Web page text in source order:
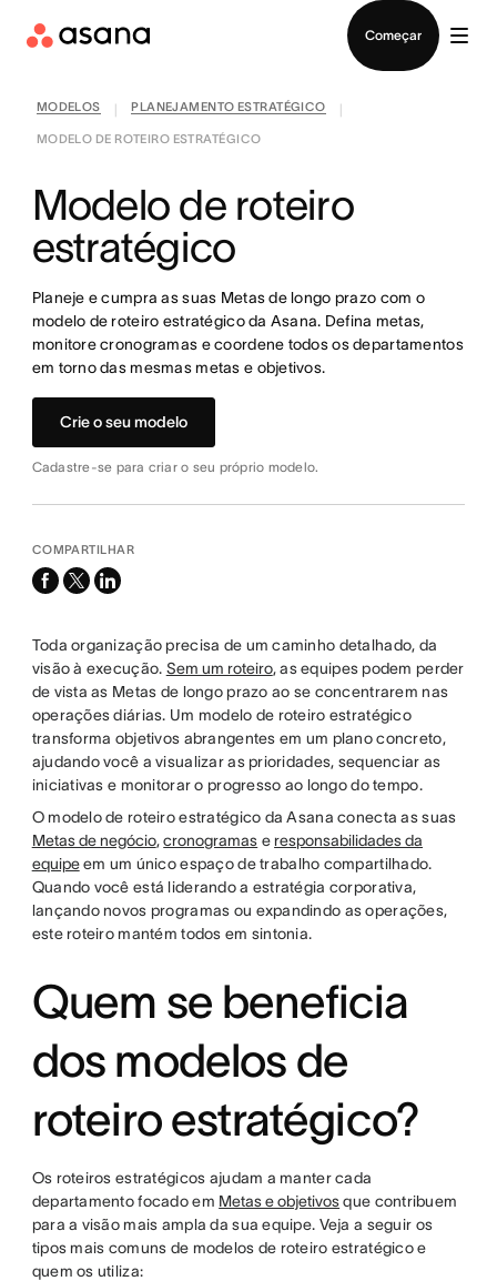
Começar
MODELOS PLANEJAMENTO ESTRATÉGICO
MODELO DE ROTEIRO ESTRATÉGICO
Modelo de roteiro
estratégico
Planeje e cumpra as suas Metas de longo prazo com o
modelo de roteiro estratégico da Asana. Defina metas,
monitore cronogramas e coordene todos os departamentos
em torno das mesmas metas e objetivos.
Crie o seu modelo
Cadastre-se para criar o seu próprio modelo.
COMPARTILHAR
facebook
x-
linkedin
Toda organização precisa de um caminho detalhado, da
visão à execução. Sem um roteiro, as equipes podem perder
de vista as Metas de longo prazo ao se concentrarem nas
operações diárias. Um modelo de roteiro estratégico
transforma objetivos abrangentes em um plano concreto,
ajudando você a visualizar as prioridades, sequenciar as
iniciativas e monitorar o progresso ao longo do tempo.
O modelo de roteiro estratégico da Asana conecta as suas
Metas de negócio,cronogramas e responsabilidades da
equipeem um único espaço de trabalho compartilhado.
Quando você está liderando a estratégia corporativa,
lançando novos programas ou expandindo as operações,
este roteiro mantém todos em sintonia.
Quem se beneficia
dos modelos de
roteiro estratégico?
Os roteiros estratégicos ajudam a manter cada
departamento focado em Metas e objetivosque contribuem
para a visão mais ampla da sua equipe. Veja a seguir os
tipos mais comuns de modelos de roteiro estratégico e
quem os utiliza: